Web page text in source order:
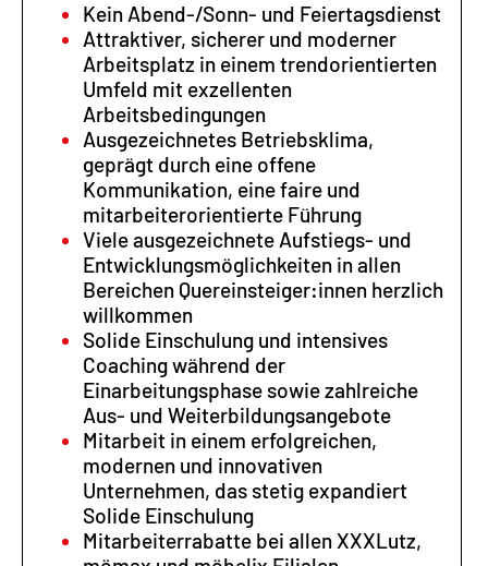
Kein Abend-/Sonn- und Feiertagsdienst
Attraktiver, sicherer und moderner
Arbeitsplatz in einem trendorientierten
Umfeld mit exzellenten
Arbeitsbedingungen
Ausgezeichnetes Betriebsklima,
geprägt durch eine offene
Kommunikation, eine faire und
mitarbeiterorientierte Führung
Viele ausgezeichnete Aufstiegs- und
Entwicklungsmöglichkeiten in allen
Bereichen Quereinsteiger:innen herzlich
willkommen
Solide Einschulung und intensives
Coaching während der
Einarbeitungsphase sowie zahlreiche
Aus- und Weiterbildungsangebote
Mitarbeit in einem erfolgreichen,
modernen und innovativen
Unternehmen, das stetig expandiert
Solide Einschulung
Mitarbeiterrabatte bei allen XXXLutz,